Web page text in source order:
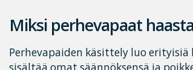
Miksi perhevapaat
Perhevapaiden käsittely luo